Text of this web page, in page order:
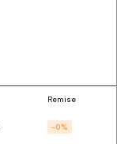
Remise
-0%